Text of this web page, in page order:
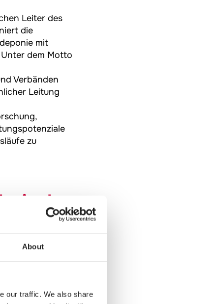
About
our traffic. We also share
Leiter des
die
mit
dem Motto
Verbänden
Leitung
zu
CSO der
Denn
Eine